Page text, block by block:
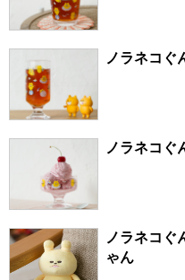
ノラネコ
ゃん